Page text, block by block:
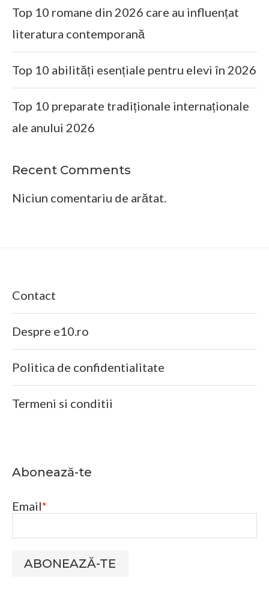
Top 10 romane din 2026 care au influențat
literatura contemporană
Top 10 abilități esențiale pentru elevi în 2026
Top 10 preparate tradiționale internaționale
ale anului 2026
Recent Comments
Niciun comentariu de arătat.
Contact
Despre e10.ro
Politica de confidentialitate
Termeni si conditii
Abonează-te
Email*
ABONEAZĂ-TE